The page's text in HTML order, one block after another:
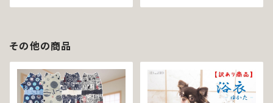
美
その他の商品